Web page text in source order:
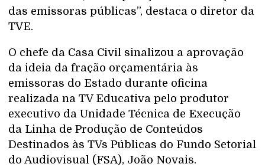
das emissoras públicas”, destaca o diretor da
TVE.
O chefe da Casa Civil sinalizou a aprovação
da ideia da fração orçamentária às
emissoras do Estado durante oficina
realizada na TV Educativa pelo produtor
executivo da Unidade Técnica de Execução
da Linha de Produção de Conteúdos
Destinados às TVs Públicas do Fundo Setorial
do Audiovisual (FSA), João Novais.